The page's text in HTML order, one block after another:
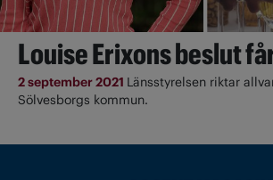
Louise Erixons beslut
2 september 2021 Länsstyrelsen riktar
Sölvesborgs kommun.